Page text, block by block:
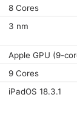
8 Cores
3 nm
Apple GPU (9-
9 Cores
iPadOS 18.3.1